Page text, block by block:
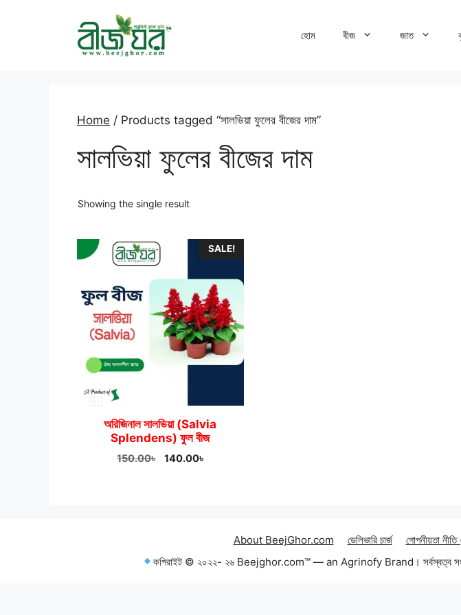
হোম বীজ জাত
Home / Products tagged “সালভিয়া ফুলের বীজের দাম”
সালভিয়া ফুলের বীজের দাম
Showing the single result
SALE!
অরিজিনাল সালভিয়া (Salvia
Splendens) ফুল বীজ
150.00৳
Original
140.00৳Current
About BeejGhor.com ডেলিভারি চার্জ গোপনীয়তা
কপিরাইট © ২০২২- ২৬ Beejghor.com™ — an Agrinofy Brand। সর্বস্বত্ব